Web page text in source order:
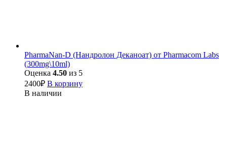
PharmaNan-D (Нандролон Деканоат) от Pharmacom Labs
(300mg\10ml)
Оценка 4.50 из 5
2400₽ В корзину
В наличии